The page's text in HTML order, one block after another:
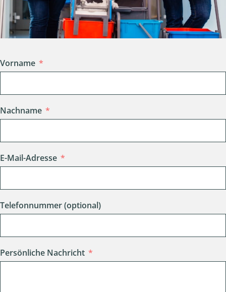
Vorname
Nachname
E-Mail-Adresse
Telefonnummer (optional)
Persönliche Nachricht